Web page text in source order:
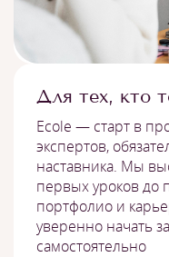
Для тех, кто
Ecole — старт в
экспертов,
наставника. Мы
первых уроков до
портфолио и
уверенно начать
самостоятельно